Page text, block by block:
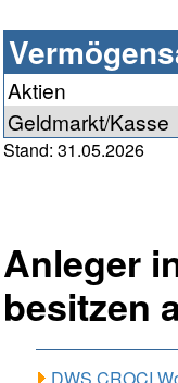
Aktien
Geldmarkt/Kasse
Stand: 31.05.2026
Anleger
besitzen